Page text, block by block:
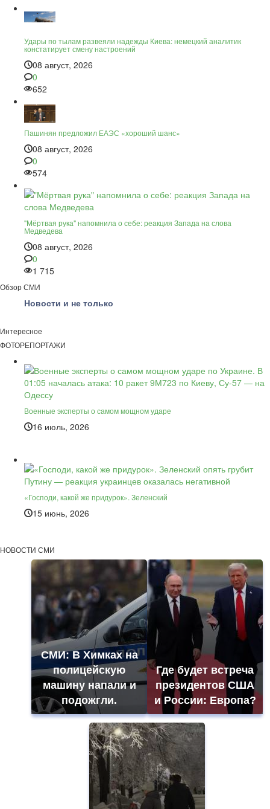
Удары по тылам развеяли надежды Киева: немецкий аналитик
констатирует смену настроений
08 август, 2026
0
652
Пашинян предложил ЕАЭС «хороший шанс»
08 август, 2026
0
574
"Мёртвая рука" напомнила о себе: реакция Запада на слова
Медведева
08 август, 2026
0
1 715
Обзор СМИ
Новости и не только
Интересное
ФОТОРЕПОРТАЖИ
Военные эксперты о самом мощном ударе
16 июль, 2026
«Господи, какой же придурок». Зеленский
15 июнь, 2026
НОВОСТИ СМИ
СМИ: В Химках на
полицейскую
машину напали и
подожгли.
Где будет встреча
президентов США
и России: Европа?